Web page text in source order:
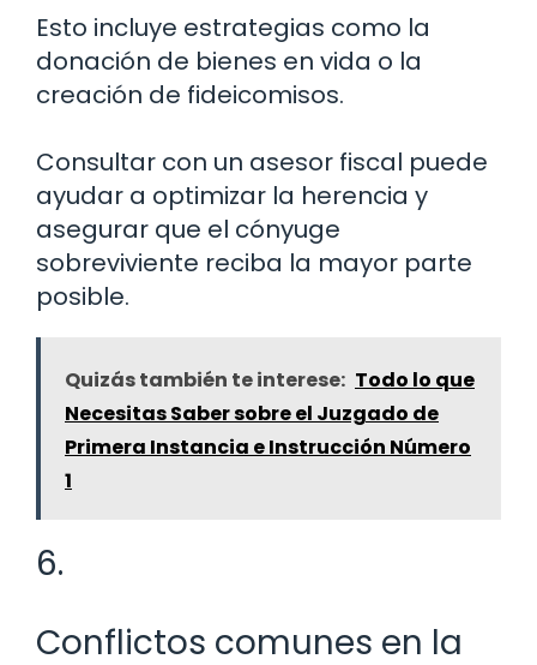
Esto incluye estrategias como la
donación de bienes en vida o la
creación de fideicomisos.
Consultar con un asesor fiscal puede
ayudar a optimizar la herencia y
asegurar que el cónyuge
sobreviviente reciba la mayor parte
posible.
Quizás también te interese: Todo lo que
Necesitas Saber sobre el Juzgado de
Primera Instancia e Instrucción Número
1
6.
Conflictos comunes en la